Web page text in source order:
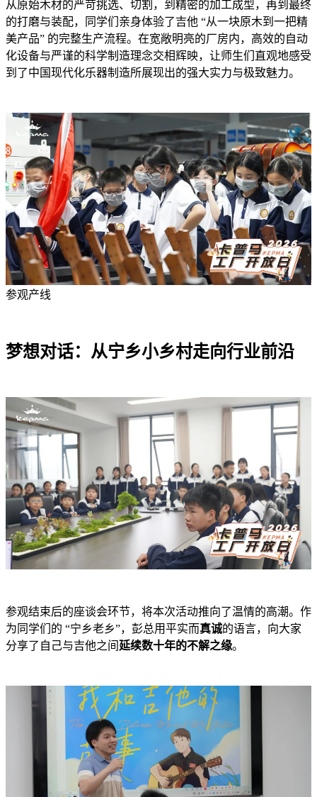
从原始木材的严苛挑选、切割，到精密的加工成型，再到最终
的打磨与装配，同学们亲身体验了吉他 “从一块原木到一把精
美产品” 的完整生产流程。在宽敞明亮的厂房内，高效的自动
化设备与严谨的科学制造理念交相辉映，让师生们直观地感受
到了中国现代化乐器制造所展现出的强大实力与极致魅力。
参观产线
梦想对话：从宁乡小乡村走向行业前沿
参观结束后的座谈会环节，将本次活动推向了温情的高潮。作
为同学们的 “宁乡老乡”，彭总用平实而真诚的语言，向大家
分享了自己与吉他之间 延续数十年的不解之缘。